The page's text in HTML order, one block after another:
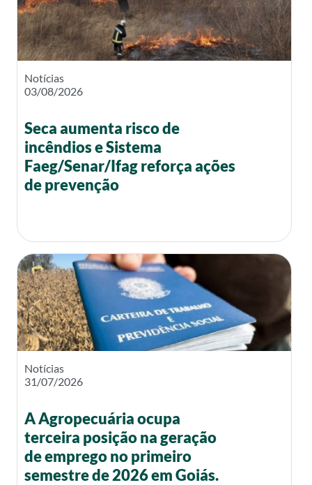
Notícias
03/08/2026
Seca aumenta risco de
incêndios e Sistema
Faeg/Senar/Ifag reforça ações
de prevenção
Notícias
31/07/2026
A Agropecuária ocupa
terceira posição na geração
de emprego no primeiro
semestre de 2026 em Goiás.